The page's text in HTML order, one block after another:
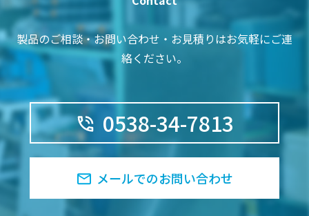
製品のご相談・お問い合わせ・お見積りはお気軽にご連
絡ください。
0538-34-7813
メールでのお問い合わせ